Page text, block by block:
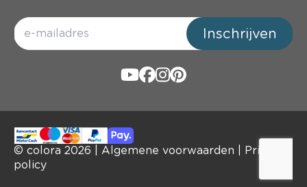
Inschrijven
© colora 2026 Algemene voorwaarden
Privacy
policy